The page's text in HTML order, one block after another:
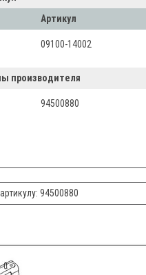
Артикул
09100-14002
производителя
94500880
94500880